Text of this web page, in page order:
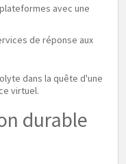
avec une
de réponse aux
dans la quête d'une
virtuel.
durable